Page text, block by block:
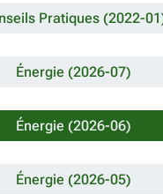
Pratiques (2022-
Énergie (2026-07)
Énergie (2026-06)
Énergie (2026-05)